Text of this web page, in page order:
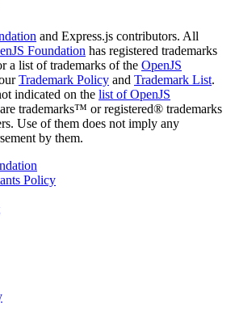
and Express.js contributors. All
Foundation has registered trademarks
a list of trademarks of the OpenJS
Trademark Policy and Trademark List.
indicated on the list of OpenJS
are trademarks™ or registered® trademarks
Use of them does not imply any
by them.
Policy